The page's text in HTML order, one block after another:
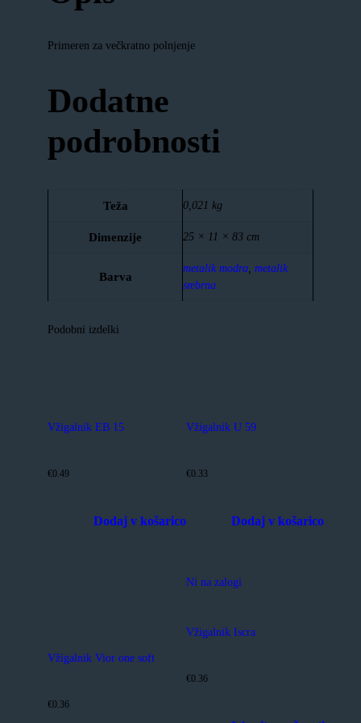
Primeren za večkratno polnjenje
Dodatne
podrobnosti
Teža 0,021 kg
Dimenzije 25 × 11 × 83 cm
Barva
metalik modra, metalik
srebrna
Podobni izdelki
Vžigalnik EB 15
€0.49
Dodaj v košarico
na
strani
Vžigalnik U 59
€0.33
Dodaj v košarico
več
lahko
izberete
izdelka
Vžigalnik Vior one soft
€0.36
Ni na zalogi
Vžigalnik Iscra
€0.36